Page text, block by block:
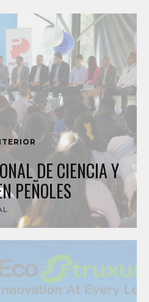
DE CIENCIA Y
PEÑOLES